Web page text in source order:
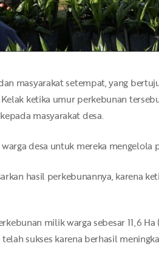
masyarakat setempat, yang
ketika umur perkebunan
masyarakat desa.
desa untuk mereka mengelola
hasil perkebunannya, karena
milik warga sebesar 11,6
sukses karena berhasil